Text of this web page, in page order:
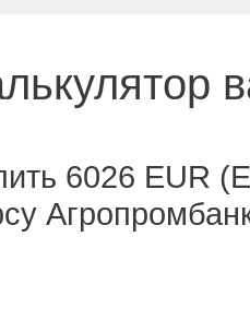
6026 EUR